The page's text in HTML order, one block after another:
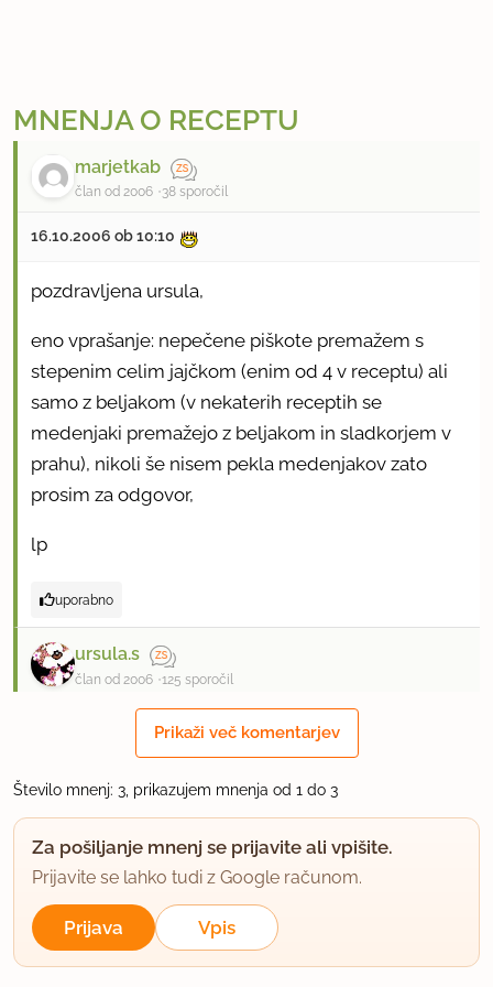
MNENJA O RECEPTU
marjetkab
član od 2006 38 sporočil
16.10.2006 ob 10:10
pozdravljena ursula,
eno vprašanje: nepečene piškote premažem s
stepenim celim jajčkom (enim od 4 v receptu) ali
samo z beljakom (v nekaterih receptih se
medenjaki premažejo z beljakom in sladkorjem v
prahu), nikoli še nisem pekla medenjakov zato
prosim za odgovor,
lp
uporabno
ursula.s
član od 2006 125 sporočil
16.10.2006 ob 13:46
Nepečene medenjake premažemo s celim
4 jajca grejo v testo.
LP.Ursula.S
uporabno
Prikaži več komentarjev
Število mnenj: 3, prikazujem mnenja od 1 do 3
Za pošiljanje mnenj se prijavite ali vpišite.
Prijavite se lahko tudi z Google računom.
Prijava Vpis